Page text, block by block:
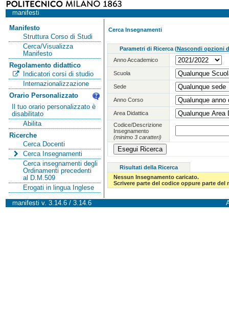
manifesti
Manifesto
Struttura Corso di Studi
Cerca/Visualizza
Manifesto
Regolamento didattico
Indicatori corsi di studio
Internazionalizzazione
Orario Personalizzato
Il tuo orario personalizzato è
disabilitato
Abilita
Ricerche
Cerca Docenti
Cerca Insegnamenti
Cerca insegnamenti degli
Ordinamenti precedenti
al D.M.509
Erogati in lingua Inglese
Cerca Insegnamenti
Parametri di Ricerca (Nascondi opzioni
Anno Accademico
Scuola
Sede
Anno Corso
Area Didattica
Codice/Descrizione
Insegnamento
(minimo 3 caratteri)
Risultati della Ricerca
Nessun Insegnamento caricato.
Scrivere parte del codice oppure parte
manifesti v. 3.14.6 / 3.14.6